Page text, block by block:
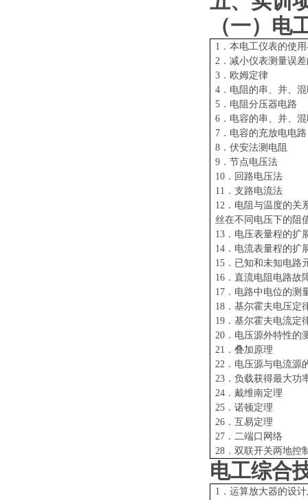
（一）电
1．本电工仪表的使
2．减小仪表测量误
3．欧姆定律
4．电阻的串、并、
5．电阻分压器电路
6．电容的串、并、
7．电容的充放电电路
8．伏安法测电阻
9．节点电压法
10．回路电压法
11．支路电流法
12．电阻与温度的关
丝在不同电压下的阻
13．电压表量程的扩
14．电流表量程的扩
15．已知和未知电路
16．直流电阻电路故
17．电路中电位的测
18．基尔霍夫电压定
19．基尔霍夫电流定
20．电压源外特性的
21．叠加原理
22．电压源与电流源
23．负载获得最大功
24．戴维南定理
25．诺顿定理
26．互易定理
27．二端口网络
28．双联开关两地控
电工综合
1．运算放大器的设